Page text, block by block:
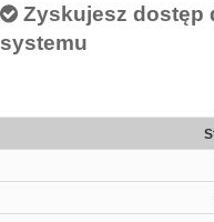
Zyskujesz dostęp
systemu